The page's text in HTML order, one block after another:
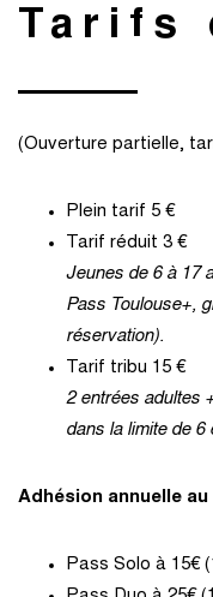
Tarifs
(Ouverture partielle,
Plein tarif 5 €
Tarif réduit 3 €
Jeunes de 6 à 17
Pass Toulouse+,
réservation).
Tarif tribu 15 €
2 entrées adultes
dans la limite de 6
Adhésion annuelle au
Pass Solo à 15€